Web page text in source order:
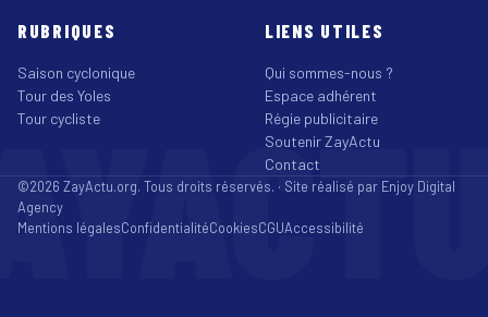
RUBRIQUES
Saison cyclonique
Tour des Yoles
Tour cycliste
LIENS UTILES
Qui sommes-nous ?
Espace adhérent
Régie publicitaire
Soutenir ZayActu
Contact
©2026 ZayActu.org. Tous droits réservés. · Site réalisé par Enjoy Digital
Agency
Mentions légalesConfidentialitéCookiesCGUAccessibilité